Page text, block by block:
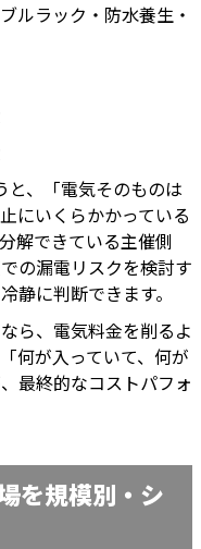
ルラック・防水養生・
と、「電気そのものは
にいくらかかっている
解できている主催側
の漏電リスクを検討す
静に判断できます。
ら、電気料金を削るよ
何が入っていて、何が
最終的なコストパフォ
を規模別・シ